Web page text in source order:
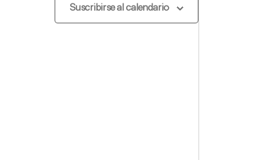
Suscribirse al calendario